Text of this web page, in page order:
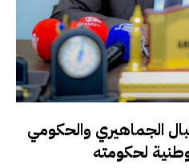
الجماهيري والحكومي
لحكومته